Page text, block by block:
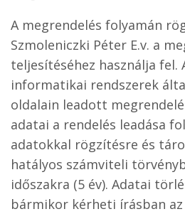
A megrendelés folyamán
Szmoleniczki Péter E.v. a
teljesítéséhez használja fel.
informatikai rendszerek
oldalain leadott
adatai a rendelés leadása
adatokkal rögzítésre és
hatályos számviteli
időszakra (5 év). Adatai
bármikor kérheti írásban az